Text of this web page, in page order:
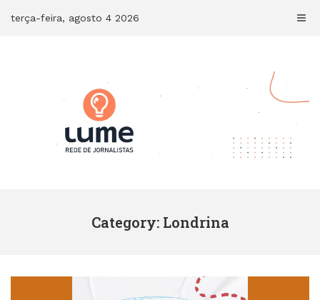
terça-feira, agosto 4 2026
Category: Londrina